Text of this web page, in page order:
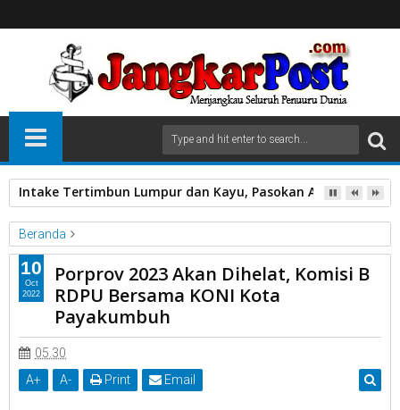
Intake Tertimbun Lumpur dan Kayu, Pasokan Air Bersih di
Beranda
DPRD
Hearing Komisi B KONI
Kota Payakumbuh
Porprov 2023 Akan Dihelat, Komisi B RDPU Bersama KONI Kota
Payakumbuh
Porprov 2023 Akan Dihelat, Komisi B
RDPU Bersama KONI Kota
Payakumbuh
05.30
A+ A- Print Email
10
Oct
2022